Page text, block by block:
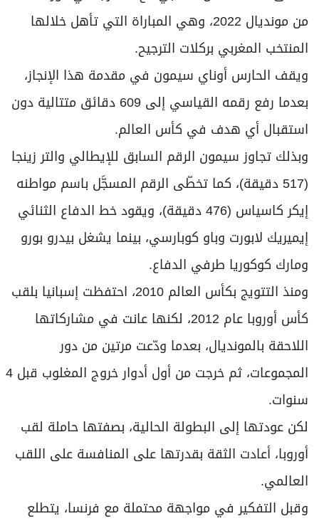
من مونديال 2022، وهي المباراة التي تأهل خلالها
المنتخب المغربي بركلات الترجيح.
ويقف الحارس أوناي سيمون في مقدمة هذا الإنجاز،
بعدما رفع رقمه القياسي إلى 609 دقائق متتالية دون
استقبال أي هدف في كأس العالم.
وبذلك تجاوز سيمون الرقم السابق للإيطالي والتر زينجا
(517 دقيقة)، كما تخطّى الرقم المسجَّل باسم مواطنه
إيكر كاسياس (476 دقيقة)، ويقود خط الدفاع الثنائي
إيميريك لابورت وباو كوبارسي، بينما يشغل بيدرو بورو
ومارك كوكوريا طرفي الدفاع.
ومنذ التتويج بكأس العالم 2010، احتفظت إسبانيا بلقب
كأس أوروبا عام 2012، لكنها عانت في مشاركاتها
اللاحقة بالمونديال، بعدما ودّعت مرتين من دور
المجموعات، ثم خرجت من أول أدوار خروج المغلوب قبل 4
سنوات.
لكن عودتها إلى البطولة الحالية، بصفتها حاملة لقب
أوروبا، أعادت الثقة بقدرتها على المنافسة على اللقب
العالمي.
وقبل التفكير في مواجهة محتملة مع فرنسا، يتطلع